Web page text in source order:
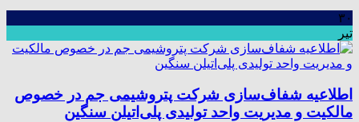
۳۰
تیر
اطلاعیه شفاف‌سازی شرکت پتروشیمی جم در خصوص
مالکیت و مدیریت واحد تولیدی پلی‌اتیلن سنگین